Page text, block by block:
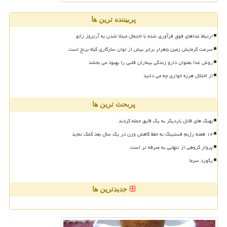
پربیننده ترین ها
ارتباط غذاهای فوق فرآوری شده با احتمال مبتلا شدن به آرتروز زانو
سرعت گرمایش زمین ۵هزار برابر بیش از توان سازگاری گیاه برنج است
روش غذا بعنوان دارو زندگی بیماران قلبی را بهبود می بخشد
از اختلال هرزه خواری چه می دانید
پربحث ترین ها
نهنگ های قاتل باردیگر به یک قایق حمله کردند
۱۲ هفته رژیم فستینگ به حفظ کاهش وزن در یک سال بعد کمک نماید
پرواز گروهی از تنهایی به صرفه تر است
رکورد سرما
جدیدترین ها